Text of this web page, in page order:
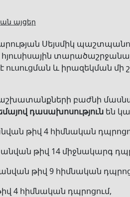
այցեր
Սեյսմիկ
և իրազեկման մի
բաժնի
դասախոսություն են
թիվ 4 հիմնական
թիվ 14 միջնակարգ
թիվ 9 հիմնական
4 հիմնական դպրոցում,